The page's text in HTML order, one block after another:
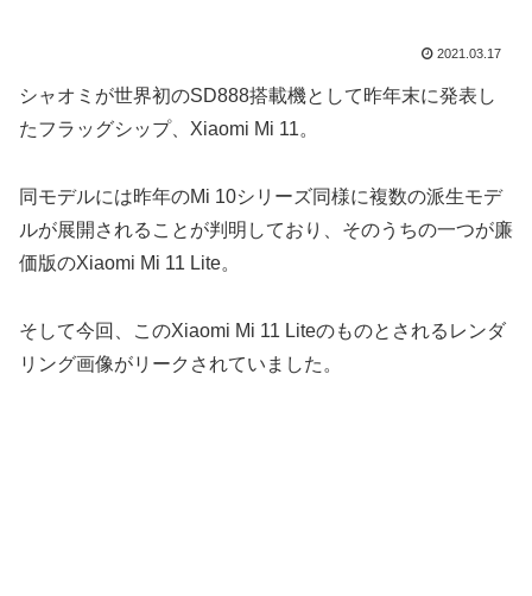
2021.03.17
シャオミが世界初のSD888搭載機として昨年末に発表し
たフラッグシップ、Xiaomi Mi 11。
同モデルには昨年のMi 10シリーズ同様に複数の派生モデ
ルが展開されることが判明しており、そのうちの一つが廉
価版のXiaomi Mi 11 Lite。
そして今回、このXiaomi Mi 11 Liteのものとされるレンダ
リング画像がリークされていました。